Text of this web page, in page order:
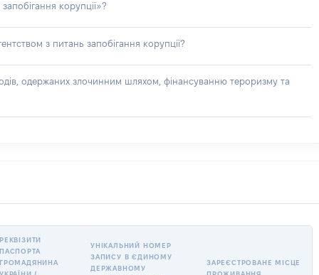
корупції»?
з питань запобігання корупції?
одержаних злочинним шляхом, фінансуванню тероризму та
РЕКВІЗИТИ
ПАСПОРТА
ГРОМАДЯНИНА
УНІКАЛЬНИЙ НОМЕР
ЗАПИСУ В ЄДИНОМУ
ДЕРЖАВНОМУ
ЗАРЕЄСТРОВАНЕ МІСЦЕ